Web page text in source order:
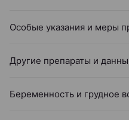
Особые указания и меры
Другие препараты и
Беременность и грудное